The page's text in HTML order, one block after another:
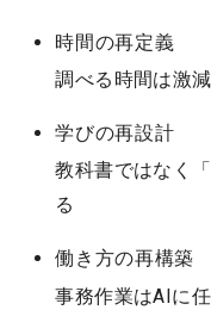
時間の再定義
調べる時間は激
学びの再設計
教科書ではなく
る
働き方の再構築
事務作業はAIに